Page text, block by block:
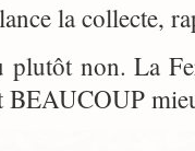
la collecte,
plutôt non. La
BEAUCOUP